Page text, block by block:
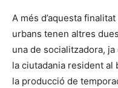
A més d’aquesta
urbans tenen altres
una de socialitzadora,
la ciutadania resident al
la producció de